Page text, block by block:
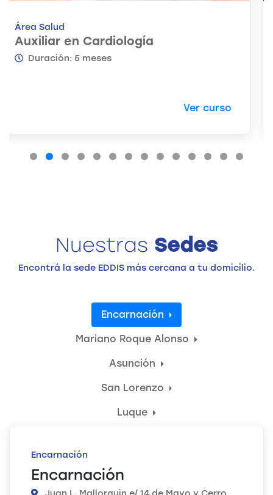
Área Técnica
Técnico en Refrigeración
Duración: 10 meses
Ver curso
Nuestras Sedes
Encontrá la sede EDDIS más cercana a tu domicilio.
Encarnación
Mariano Roque Alonso
Asunción
San Lorenzo
Luque
Encarnación
Encarnación